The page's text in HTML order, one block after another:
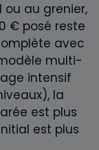
ou au grenier,
€ posé reste
avec
multi-
intensif
la
est plus
est plus